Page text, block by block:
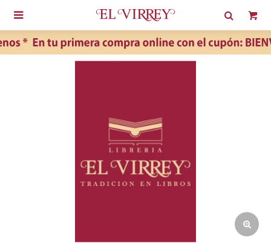
